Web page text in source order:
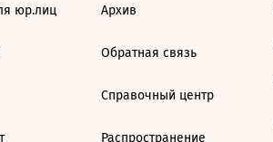
юр.лиц Архив
Обратная связь
Справочный центр
Распространение